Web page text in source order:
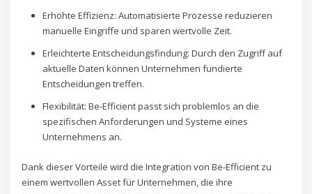
Erhöhte Effizienz: Automatisierte Prozesse reduzieren
manuelle Eingriffe und sparen wertvolle Zeit.
Erleichterte Entscheidungsfindung: Durch den Zugriff auf
aktuelle Daten können Unternehmen fundierte
Entscheidungen treffen.
Flexibilität: Be-Efficient passt sich problemlos an die
spezifischen Anforderungen und Systeme eines
Unternehmens an.
Dank dieser Vorteile wird die Integration von Be-Efficient zu
einem wertvollen Asset für Unternehmen, die ihre